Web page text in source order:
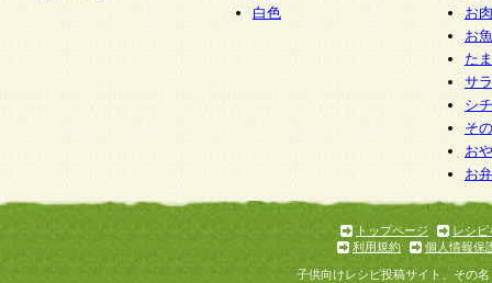
白色
お
お
た
サ
シ
そ
お
お
トップページ
レシピ
利用規約
個人情報保
子供向けレシピ投稿サイト、その